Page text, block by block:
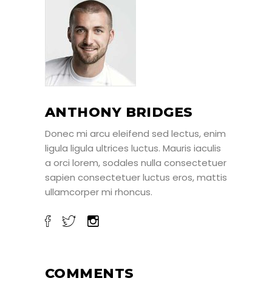
ANTHONY BRIDGES
Donec mi arcu eleifend sed lectus, enim
ligula ligula ultrices luctus. Mauris iaculis
a orci lorem, sodales nulla consectetuer
sapien consectetuer luctus eros, mattis
ullamcorper mi rhoncus.
COMMENTS